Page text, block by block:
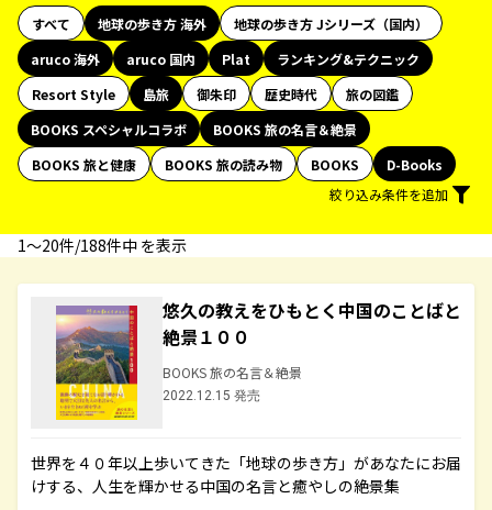
すべて 地球の歩き方 海外
地球の歩き方 Jシリーズ（国内）
aruco 海外
aruco 国内 Plat
ランキング&テクニック
Resort Style
島旅 御朱印 歴史時代
旅の図鑑
BOOKS スペシャルコラボ
BOOKS 旅の名言＆絶景
BOOKS 旅と健康
BOOKS 旅の読み物 BOOKS
D-Books
絞り込み条件を追加
1〜20件/188件中 を表示
悠久の教えをひもとく中国のことばと
絶景１００
BOOKS 旅の名言＆絶景
2022.12.15 発売
世界を４０年以上歩いてきた「地球の歩き方」があなたにお届
けする、人生を輝かせる中国の名言と癒やしの絶景集